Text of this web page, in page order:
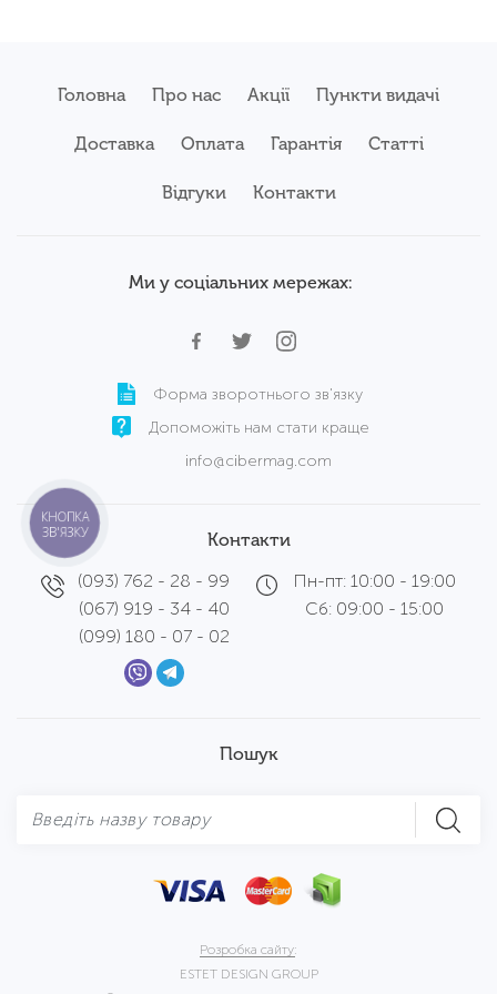
Головна Про нас Акції Пункти видачі
Доставка Оплата Гарантія Статті
Відгуки Контакти
Ми у соціальних мережах:
Форма зворотнього зв'язку
Допоможіть нам стати краще
info@cibermag.com
Контакти
(093) 762 - 28 - 99
(067) 919 - 34 - 40
(099) 180 - 07 - 02
Пн-пт: 10:00 - 19:00
Сб: 09:00 - 15:00
Пошук
Розробка сайту:
ESTET DESIGN GROUP
КНОПКА
ЗВ'ЯЗКУ